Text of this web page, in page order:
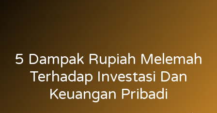
5 Dampak Rupiah Melemah
Terhadap Investasi Dan
Keuangan Pribadi